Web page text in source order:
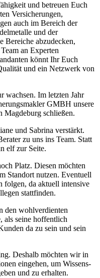
und betreuen Euch
Versicherungen,
auch im Bereich der
und der
Bereiche abzudecken,
an Experten
könnt Ihr Euch
und ein Netzwerk von
wachsen. Im letzten Jahr
GMBH unsere
Magdeburg schließen.
und Sabrina verstärkt.
zu uns ins Team. Statt
elf zur Seite.
Platz. Diesen möchten
Standort nutzen. Eventuell
folgen, da aktuell intensive
stattfinden.
den wohlverdienten
als seine hoffentlich
da zu sein und sein
Deshalb möchten wir in
eingehen, um Wissens-
und zu erhalten.